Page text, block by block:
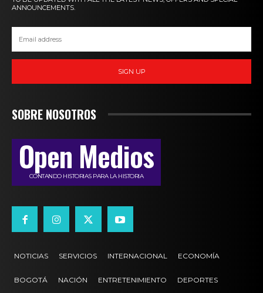
ANNOUNCEMENTS.
SIGN UP
SOBRE NOSOTROS
Open Medios
CONTANDO HISTORIAS PARA LA HISTORIA
NOTICIAS SERVICIOS INTERNACIONAL ECONOMÍA
BOGOTÁ NACIÓN ENTRETENIMIENTO DEPORTES